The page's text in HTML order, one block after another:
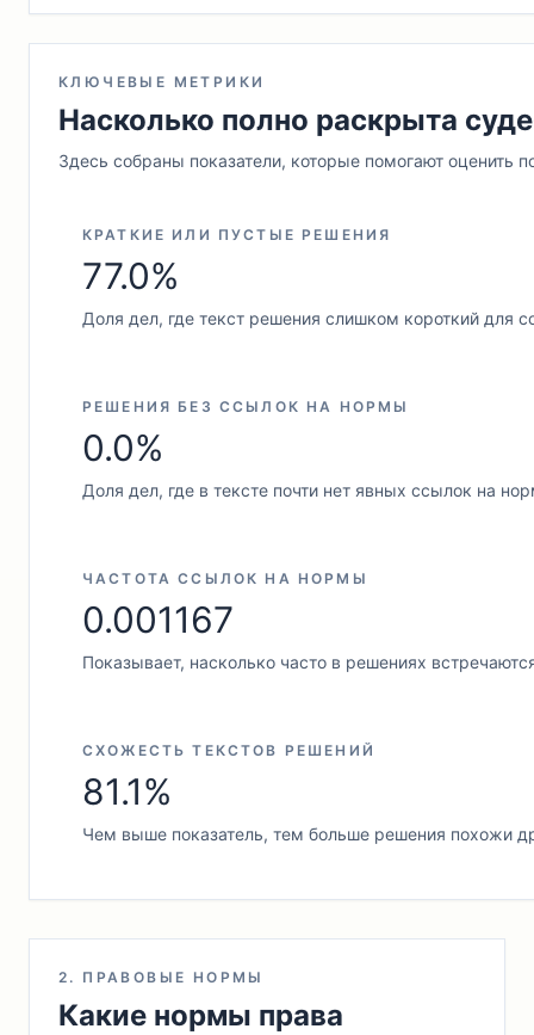
КЛЮЧЕВЫЕ МЕТРИКИ
Насколько полно раскрыта
Здесь собраны показатели, которые помогают оценить
КРАТКИЕ ИЛИ ПУСТЫЕ РЕШЕНИЯ
77.0%
Доля дел, где текст решения слишком короткий для
РЕШЕНИЯ БЕЗ ССЫЛОК НА НОРМЫ
0.0%
Доля дел, где в тексте почти нет явных ссылок на
ЧАСТОТА ССЫЛОК НА НОРМЫ
0.001167
Показывает, насколько часто в решениях
СХОЖЕСТЬ ТЕКСТОВ РЕШЕНИЙ
81.1%
Чем выше показатель, тем больше решения похожи
2. ПРАВОВЫЕ НОРМЫ
Какие нормы права